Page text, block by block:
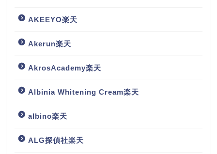
AKEEYO楽天
Akerun楽天
AkrosAcademy楽天
Albinia Whitening Cream楽天
albino楽天
ALG探偵社楽天